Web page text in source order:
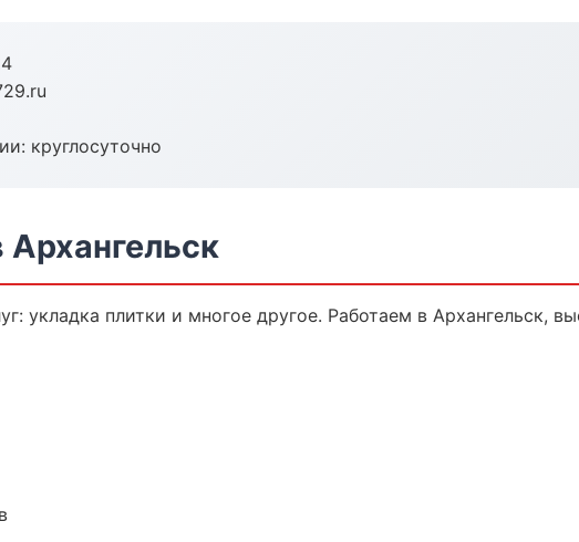
круглосуточно
Архангельск
укладка плитки и многое другое. Работаем в Архангельск,